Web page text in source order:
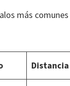
más
Distancia